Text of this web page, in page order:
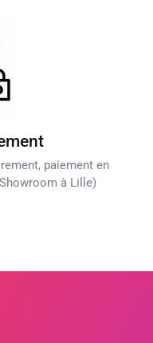
paiement en
à Lille)